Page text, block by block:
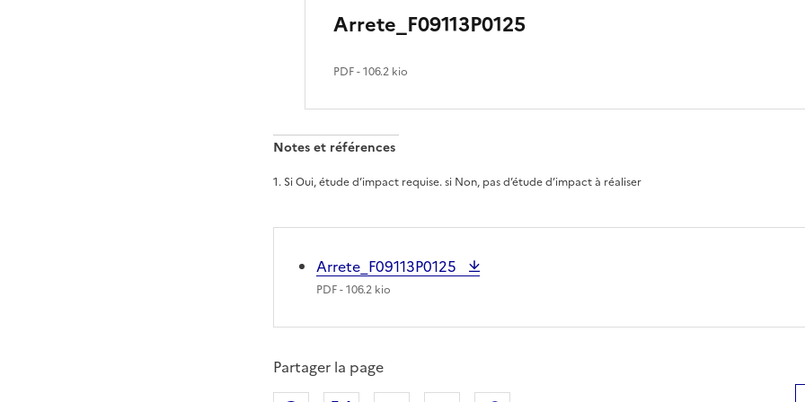
Arrete_F09113P0125
PDF- 106.2 kio
Notes et références
1. Si Oui, étude d’impact requise. si Non, pas d’étude d’impact à réaliser
Arrete_F09113P0125
PDF- 106.2 kio
Partager la page